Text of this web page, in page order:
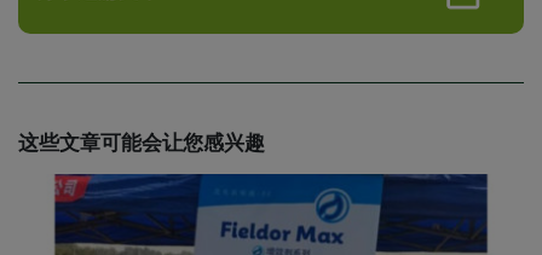
这些文章可能会让您感兴趣